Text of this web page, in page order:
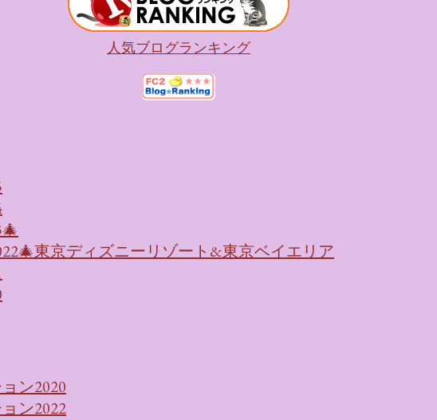
広がります。 🛌 2. 個性あふれる「9つ
ム）」 イベントの目玉となるのが、サ
クターたちがそれぞれの“好き”や理想を
ンした客室のエリアです。 ハローキティ
人気ブログランキング
東京ディズニーリゾート&東京ベイエリア
ン2020
ン2022